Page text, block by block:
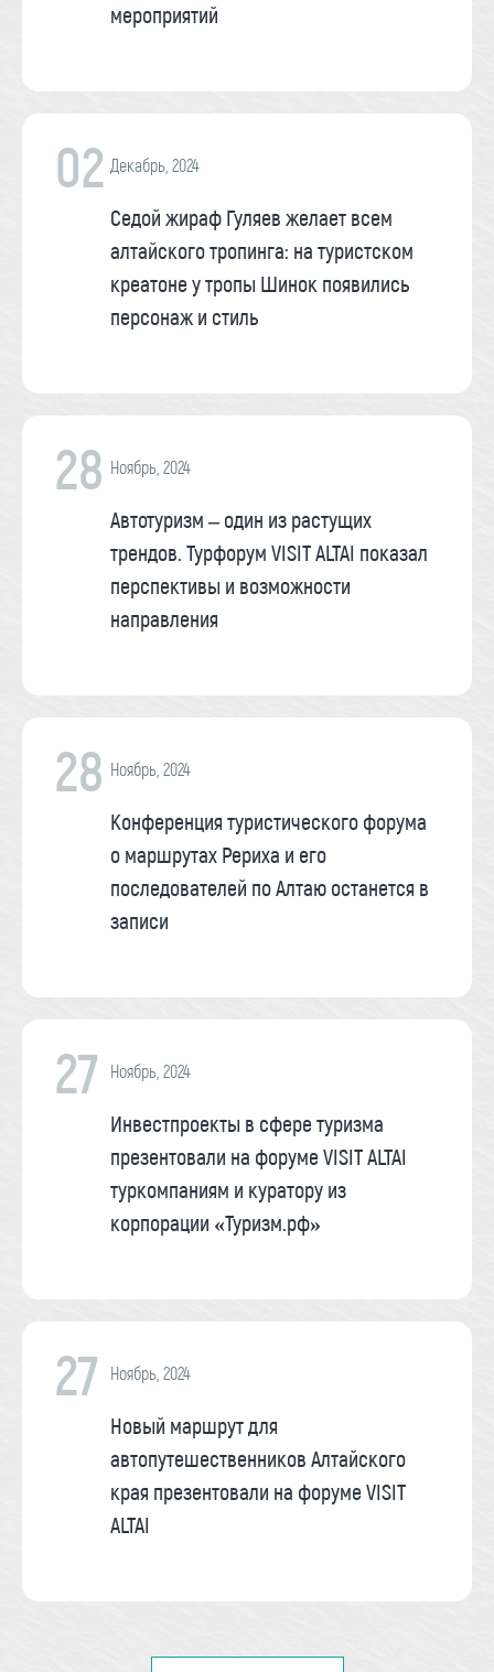
мероприятий
02 Декабрь, 2024
Седой жираф Гуляев желает всем
алтайского тропинга: на туристском
креатоне у тропы Шинок появились
персонаж и стиль
28 Ноябрь, 2024
Автотуризм – один из растущих
трендов. Турфорум VISIT ALTAI показал
перспективы и возможности
направления
28 Ноябрь, 2024
Конференция туристического форума
о маршрутах Рериха и его
последователей по Алтаю останется в
записи
27 Ноябрь, 2024
Инвестпроекты в сфере туризма
презентовали на форуме VISIT ALTAI
туркомпаниям и куратору из
корпорации «Туризм.рф»
27 Ноябрь, 2024
Новый маршрут для
автопутешественников Алтайского
края презентовали на форуме VISIT
ALTAI